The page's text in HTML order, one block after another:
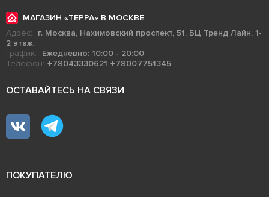
МАГАЗИН «ТЕРРА» В МОСКВЕ
Адрес:
г. Москва, Нахимовский проспект, 51, БЦ Тренд Лайн, 1-
2 этаж.
График:
Ежедневно: 10:00 - 20:00
Телефон: +78043330621 +78007751345
ОСТАВАЙТЕСЬ НА СВЯЗИ
ПОКУПАТЕЛЮ